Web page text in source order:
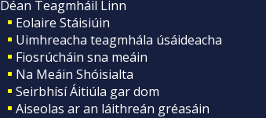
Déan Teagmháil Linn
Eolaire Stáisiúin
Uimhreacha teagmhála úsáideacha
Fiosrúcháin sna meáin
Na Meáin Shóisialta
Seirbhísí Áitiúla gar dom
Aiseolas ar an láithreán gréasáin